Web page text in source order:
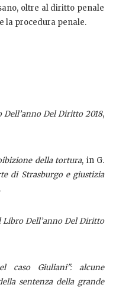
oltre al diritto penale
la procedura penale.
Dell’anno Del Diritto 2018,
della tortura, in G.
di Strasburgo e giustizia
Libro Dell’anno Del Diritto
caso Giuliani": alcune
sentenza della grande